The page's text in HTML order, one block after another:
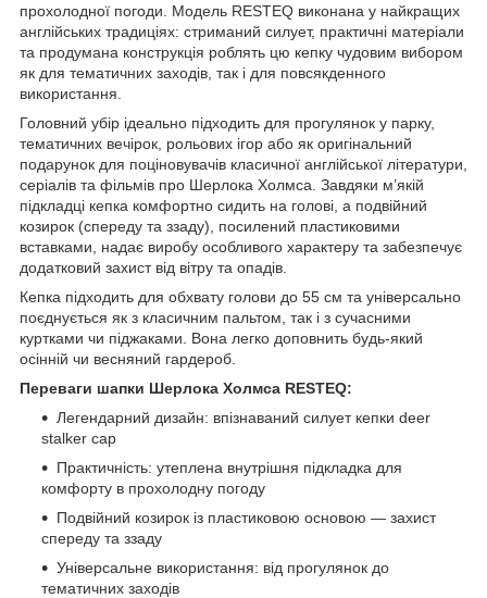
прохолодної погоди. Модель RESTEQ виконана у найкращих
англійських традиціях: стриманий силует, практичні матеріали
та продумана конструкція роблять цю кепку чудовим вибором
як для тематичних заходів, так і для повсякденного
використання.
Головний убір ідеально підходить для прогулянок у парку,
тематичних вечірок, рольових ігор або як оригінальний
подарунок для поціновувачів класичної англійської літератури,
серіалів та фільмів про Шерлока Холмса. Завдяки м’якій
підкладці кепка комфортно сидить на голові, а подвійний
козирок (спереду та ззаду), посилений пластиковими
вставками, надає виробу особливого характеру та забезпечує
додатковий захист від вітру та опадів.
Кепка підходить для обхвату голови до 55 см та універсально
поєднується як з класичним пальтом, так і з сучасними
куртками чи піджаками. Вона легко доповнить будь-який
осінній чи весняний гардероб.
Переваги шапки Шерлока Холмса RESTEQ:
Легендарний дизайн: впізнаваний силует кепки deer
stalker cap
Практичність: утеплена внутрішня підкладка для
комфорту в прохолодну погоду
Подвійний козирок із пластиковою основою — захист
спереду та ззаду
Універсальне використання: від прогулянок до
тематичних заходів